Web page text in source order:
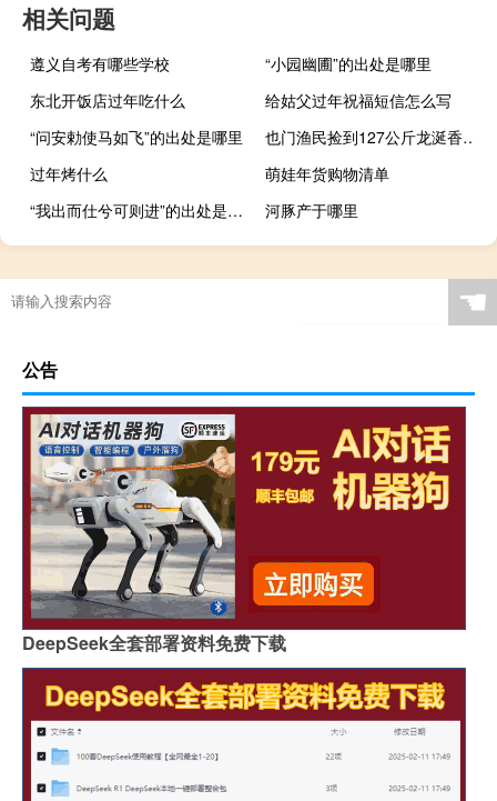
相关问题
遵义自考有哪些学校
“小园幽圃”的出处是哪里
东北开饭店过年吃什么
给姑父过年祝福短信怎么写
“问安勅使马如飞”的出处是哪里
也门渔民捡到127公斤龙涎香 价格不菲卖到天价
过年烤什么
萌娃年货购物清单
“我出而仕兮可则进”的出处是哪里
河豚产于哪里
☚
公告
DeepSeek全套部署资料免费下载